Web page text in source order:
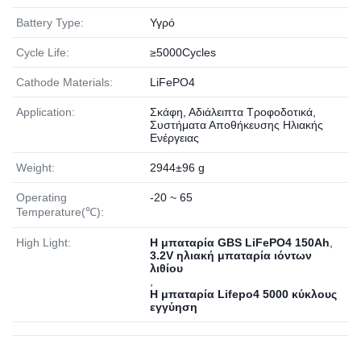
Battery Type: Υγρό
Cycle Life: ≥5000Cycles
Cathode Materials: LiFePO4
Application:
Σκάφη, Αδιάλειπτα Τροφοδοτικά,
Συστήματα Αποθήκευσης Ηλιακής
Ενέργειας
Weight: 2944±96 g
Operating
Temperature(℃):
-20 ~ 65
High Light: Η μπαταρία GBS LiFePO4 150Ah
3.2V ηλιακή μπαταρία ιόντων
λιθίου
Η μπαταρία Lifepo4 5000 κύκλους
εγγύηση